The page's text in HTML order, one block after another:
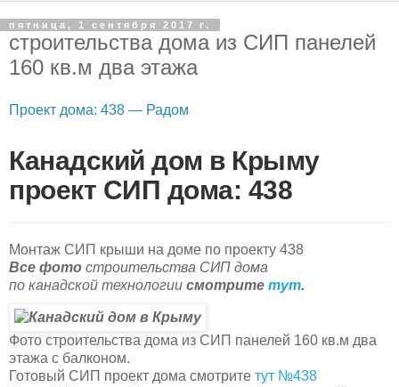
пятница, 1 сентября 2017 г.
строительства дома из СИП панелей
160 кв.м два этажа
Проект дома: 438 — Радом
Канадский дом в Крыму
проект СИП дома: 438
Монтаж СИП крыши на доме по проекту 438
Все фото строительства СИП дома
по канадской технологии смотрите тут.
Фото строительства дома из СИП панелей 160 кв.м два
этажа с балконом.
Готовый СИП проект дома смотрите тут №438